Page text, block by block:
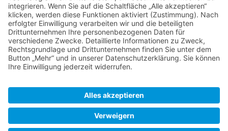
Partner
* Alle Preise inkl. gesetzl. Mehrwertsteuer, inkl. Versandkosten
Warum WACCEX?
Allgemeine Geschäftsbedingungen und Kundeninformationen